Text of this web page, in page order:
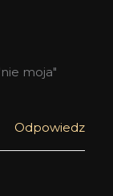
moja"
Odpowiedz